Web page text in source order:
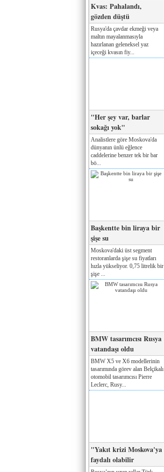
Kvas: Pahalandı,
gözden düştü
Rusya'da çavdar ekmeği veya
maltın mayalanmasıyla
hazırlanan geleneksel yaz
içeceği kvasın fiy...
"Her şey var, barlar
sokağı yok"
Analistlere göre Moskova'da
dünyanın ünlü eğlence
caddelerine benzer tek bir bar
bö...
Başkentte bin liraya bir
şişe su
Moskova'daki üst segment
restoranlarda şişe su fiyatları
hızla yükseliyor. 0,75 litrelik bir
şişe ...
BMW tasarımcısı Rusya
vatandaşı oldu
BMW X5 ve X6 modellerinin
tasarımında görev alan Belçikalı
otomobil tasarımcısı Pierre
Leclerc, Rusy...
"Yakıt krizi Moskova'ya
faydalı olabilir